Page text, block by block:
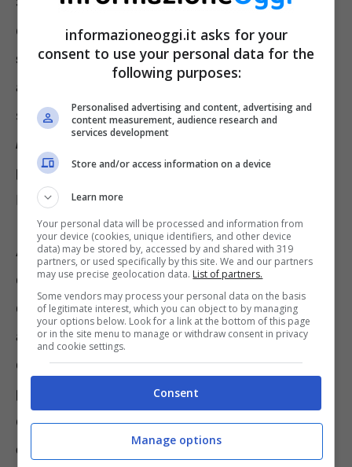
della carenza da Vitamina B12 sono spesso
sottovalutati. Quando ci si accorge dei danni
al cervello, a volte è troppo tardi. Ma anche
senza guardare a danni così importanti, il
National Health Services
problematichedella mancanza di Vitamina
B12si possono sviluppare su più front
Ad esempio con unastanchezza eccessiva
o problemi allavista, e persino mancata
concentrazione e/o perdita di memoria. E
ancora, parestesie, atassia (perdita della
coordinazione nei movimenti),difficoltà a
parlare e/o camminare, nonché
di vario tipo. Non mancanomanifestazioni a
carico dello spettro umorale
informazioneoggi.it asks for your
consent to use your personal data for the
following purposes:
Personalised advertising and content, advertising and
content measurement, audience research and
services development
Store and/or access information on a device
Learn more
Your personal data will be processed and information from
your device (cookies, unique identifiers, and other device
data) may be stored by, accessed by and shared with 319
partners, or used specifically by this site. We and our partners
may use precise geolocation data. List of partners.
Some vendors may process your personal data on the basis
of legitimate interest, which you can object to by managing
your options below. Look for a link at the bottom of this page
or in the site menu to manage or withdraw consent in privacy
and cookie settings.
Consent
Manage options